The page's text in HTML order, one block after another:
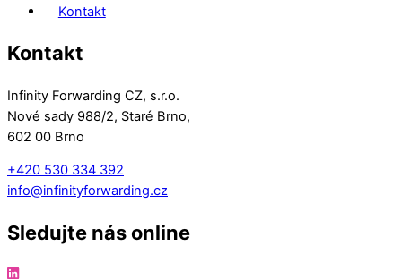
Kontakt
Kontakt
Infinity Forwarding CZ, s.r.o.
Nové sady 988/2, Staré Brno,
602 00 Brno
+420 530 334 392
info@infinityforwarding.cz
Sledujte nás online